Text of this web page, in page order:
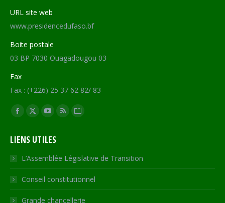
URL site web
www.presidencedufaso.bf
Boite postale
03 BP 7030 Ouagadougou 03
Fax
Fax : (+226) 25 37 62 82/ 83
Trouvez nous sur :
Facebook
opens
in
new
window
X
opens
in
new
window
YouTube
opens
in
new
window
RSS
in
new
window
Site
opens
in
new
LIENS UTILES
L’Assemblée Législative de Transition
Conseil constitutionnel
Grande chancellerie